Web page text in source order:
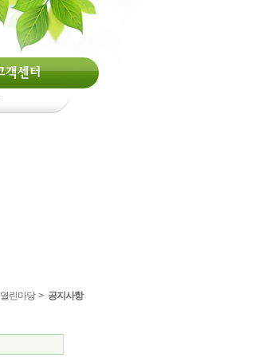
열린마당> 공지사항